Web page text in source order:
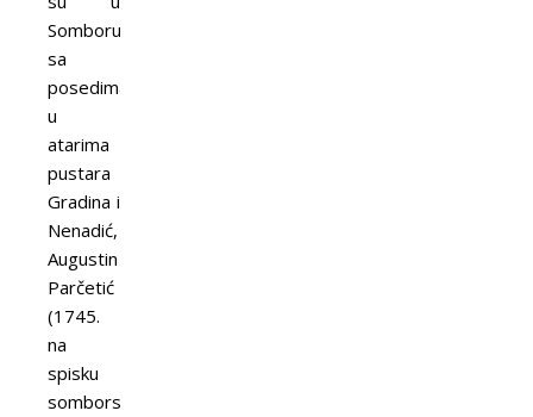
Somboru,
sa
posedima
u
atarima
pustara
Gradina i
Nenadić,
Augustin
Parčetić
(1745.
na
spisku
somborskih